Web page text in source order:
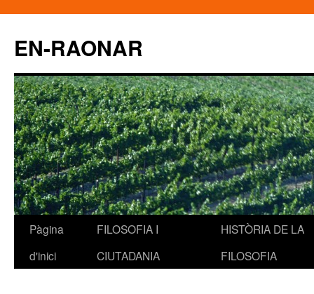
EN-RAONAR
Vés
Pàgina
d'inici
FILOSOFIA I
CIUTADANIA
HISTÒRIA DE LA
FILOSOFIA